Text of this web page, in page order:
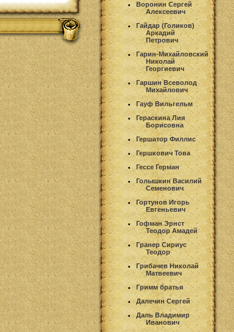
Воронин Сергей
Алексеевич
Гайдар (Голиков)
Аркадий
Петрович
Гарин-Михайловский
Николай
Георгиевич
Гаршин Всеволод
Михайлович
Гауф Вильгельм
Гераскина Лия
Борисовна
Гершатор Филлис
Гершкович Това
Гессе Герман
Голышкин Василий
Семенович
Гортунов Игорь
Евгеньевич
Гофман Эрнст
Теодор Амадей
Гранер Сириус
Теодор
Грибачев Николай
Матвеевич
Гримм братья
Далечин Сергей
Даль Владимир
Иванович